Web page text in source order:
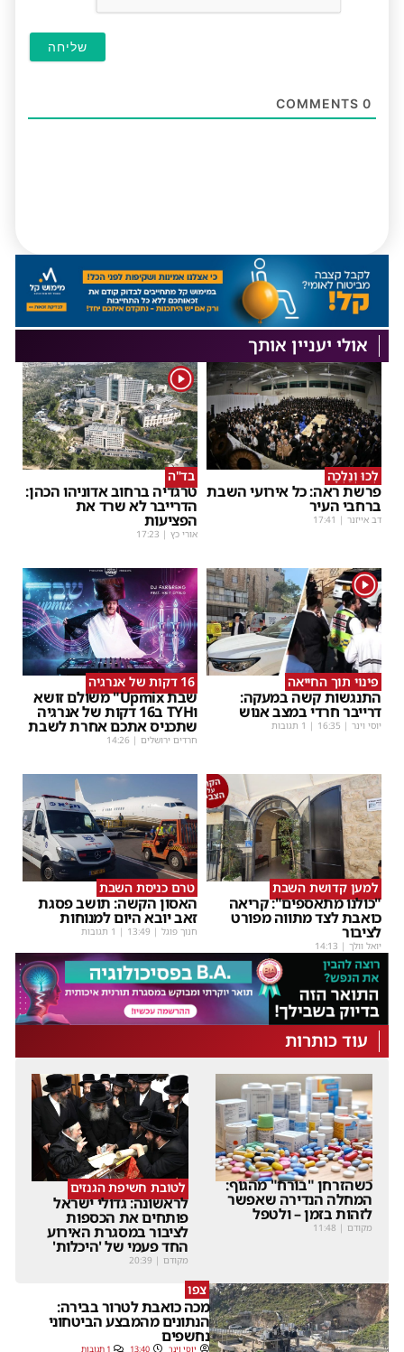
0
אולי יעניין אותך
לְכוּ וְנֵלְכָה
פרשת ראה: כל אירועי השבת
ברחבי העיר
דב אייזנר |
17:41
1
בד"ה
טרגדיה ברחוב אדוניהו הכהן:
הדרייבר לא שרד את
הפציעות
אורי כץ |
17:23
1
פינוי תוך החייאה
התנגשות קשה במעקה:
דרייבר חרדי במצב אנוש
יוסי וינר |
16:35 | 1 תגובות
16 דקות של אנרגיה
שבת Upmix" משולם זושא
וTYH ב16 דקות של אנרגיה
שתכניס אתכם אחרת לשבת
חרדים ירושלים |
14:26
למען קדושת השבת
"כולנו מתאספים": קריאה
כואבת לצד מתווה מפורט
לציבור
יואל וולך |
14:13
טרם כניסת השבת
האסון הקשה: תושב פסגת
זאב יובא היום למנוחות
חנוך פוגל |
13:49 | 1 תגובות
עוד כותרות
כשהזרחן "בורח" מהגוף:
המחלה הנדירה שאפשר
לזהות בזמן – ולטפל
מקודם |
11:48
לטובת חשיפת הגנזים
לראשונה: גדולי ישראל
פותחים את הכספות
לציבור במסגרת האירוע
החד פעמי של 'היכלות'
מקודם |
20:39
צפו
מכה כואבת לטרור בבירה:
הנתונים מהמבצע הביטחוני
נחשפים
יוסי וינר 13:40 1 תגובות